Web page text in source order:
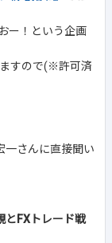
ー！という企画
すので(※許可済
一さんに直接聞い
とFXトレード戦